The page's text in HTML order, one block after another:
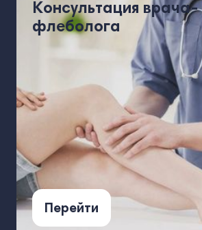
Консультация врача-
флеболога
Перейти